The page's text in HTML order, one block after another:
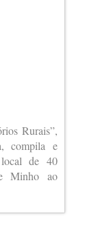
Rurais”,
compila e
local de 40
Minho ao